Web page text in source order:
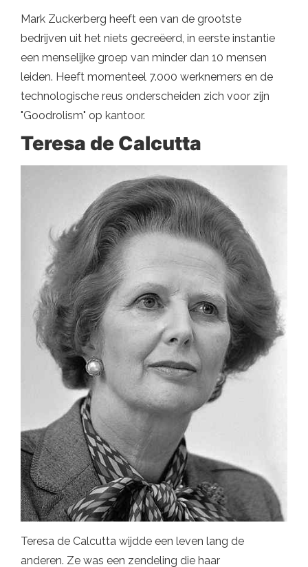
Mark Zuckerberg heeft een van de grootste
bedrijven uit het niets gecreëerd, in eerste instantie
een menselijke groep van minder dan 10 mensen
leiden. Heeft momenteel 7.000 werknemers en de
technologische reus onderscheiden zich voor zijn
"Goodrolism" op kantoor.
Teresa de Calcutta
Teresa de Calcutta wijdde een leven lang de
anderen. Ze was een zendeling die haar